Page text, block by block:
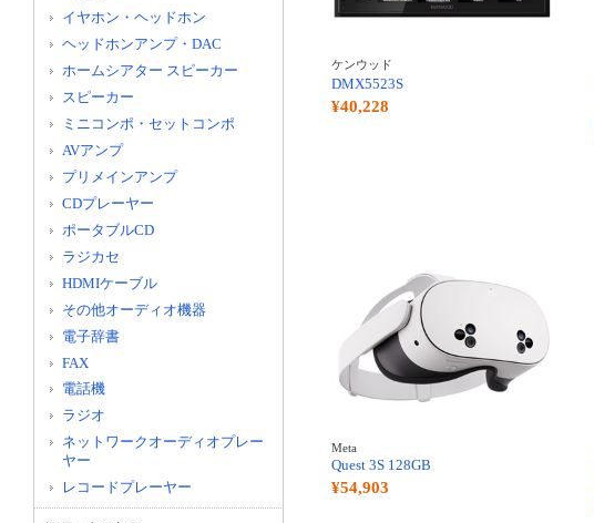
ケンウッド
DMX5523S
¥40,228
Meta
Quest 3S 128GB
¥54,903
イヤホン・ヘッドホン
ヘッドホンアンプ・DAC
ホームシアター スピーカー
スピーカー
ミニコンポ・セットコンポ
AVアンプ
プリメインアンプ
CDプレーヤー
ポータブルCD
ラジカセ
HDMIケーブル
その他オーディオ機器
電子辞書
FAX
電話機
ラジオ
ネットワークオーディオプレー
ヤー
レコードプレーヤー